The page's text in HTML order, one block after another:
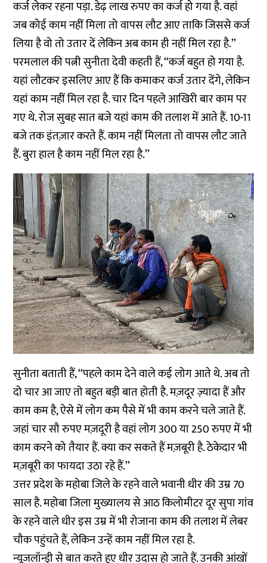
कर्ज लेकर रहना पड़ा. डेढ़ लाख रुपए का कर्ज हो गया है. वहां
जब कोई काम नहीं मिला तो वापस लौट आए ताकि जिससे कर्ज
लिया है वो तो उतार दें लेकिन अब काम ही नहीं मिल रहा है.’’
परमलाल की पत्नी सुनीता देवी कहती हैं, ‘‘कर्ज बहुत हो गया है.
यहां लौटकर इसलिए आए हैं कि कमाकर कर्ज उतार देंगे, लेकिन
यहां काम नहीं मिल रहा है. चार दिन पहले आखिरी बार काम पर
गए थे. रोज सुबह सात बजे यहां काम की तलाश में आते हैं. 10-11
बजे तक इंतज़ार करते हैं. काम नहीं मिलता तो वापस लौट जाते
हैं. बुरा हाल है काम नहीं मिल रहा है.’’
सुनीता बताती हैं, ‘‘पहले काम देने वाले कई लोग आते थे. अब तो
दो चार आ जाए तो बहुत बड़ी बात होती है. मज़दूर ज़्यादा हैं और
काम कम है, ऐसे में लोग कम पैसे में भी काम करने चले जाते हैं.
जहां चार सौ रुपए मज़दूरी है वहां लोग 300 या 250 रुपए में भी
काम करने को तैयार हैं. क्या कर सकते हैं मज़बूरी है. ठेकेदार भी
मज़बूरी का फायदा उठा रहे हैं.’’
उत्तर प्रदेश के महोबा जिले के रहने वाले भवानी धीर की उम्र 70
साल है. महोबा जिला मुख्यालय से आठ किलोमीटर दूर सुपा गांव
के रहने वाले धीर इस उम्र में भी रोजाना काम की तलाश में लेबर
चौक पहुंचते हैं, लेकिन उन्हें काम नहीं मिल रहा है.
न्यूजलॉन्ड्री से बात करते हुए धीर उदास हो जाते हैं. उनकी आंखों